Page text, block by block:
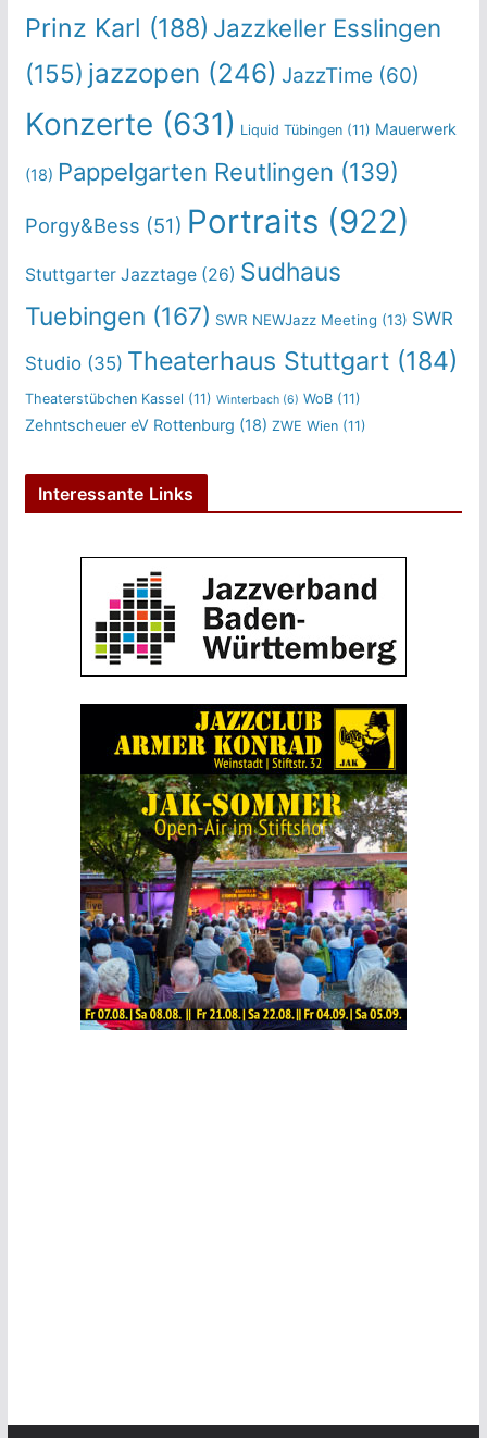
Prinz Karl (188) Jazzkeller Esslingen
(155) jazzopen (246) JazzTime (60)
Konzerte (631) Liquid Tübingen(11) Mauerwerk
(18) Pappelgarten Reutlingen (139)
Porgy&Bess (51) Portraits (922)
Stuttgarter Jazztage(26) Sudhaus
Tuebingen (167) SWR NEWJazz Meeting (13) SWR
Studio(35) Theaterhaus Stuttgart(184)
Theaterstübchen Kassel (11) Winterbach(6) WoB(11)
Zehntscheuer eV Rottenburg (18) ZWE Wien(11)
Interessante Links